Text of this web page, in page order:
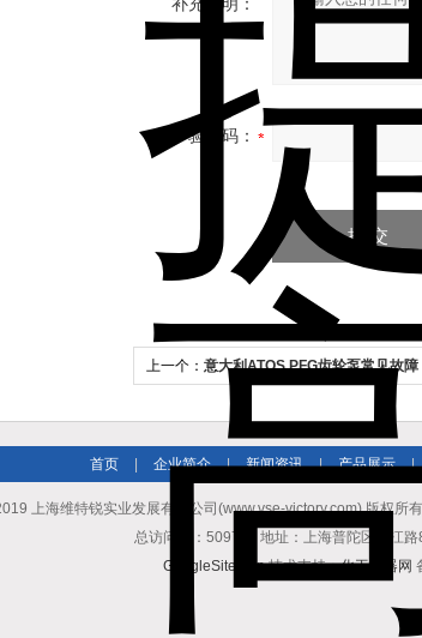
验证码：
上一个： 意大利ATOS PFG齿轮泵常见故障
首页 企业简介 | 新闻资讯 | 产品展示 |
上海维特锐实业发展有限公司(www.vse-victory.com) 版权所
总访问量：509740 地址：上海普陀区中江
GoogleSitemap技术支持：化工仪器网